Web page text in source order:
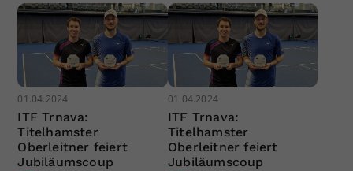
01.04.2024
ITF Trnava:
Titelhamster
Oberleitner feiert
Jubiläumscoup
01.04.2024
ITF Trnava:
Titelhamster
Oberleitner feiert
Jubiläumscoup